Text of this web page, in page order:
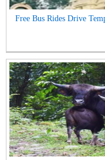
Free Bus Rides Drive